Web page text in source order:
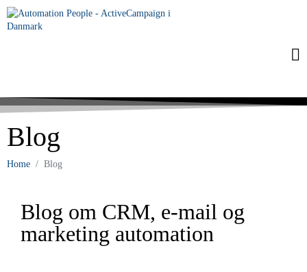
Blog
Home Blog
Blog om CRM, e-mail og
marketing automation